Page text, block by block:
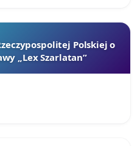
Polskiej o
„Lex Szarlatan”